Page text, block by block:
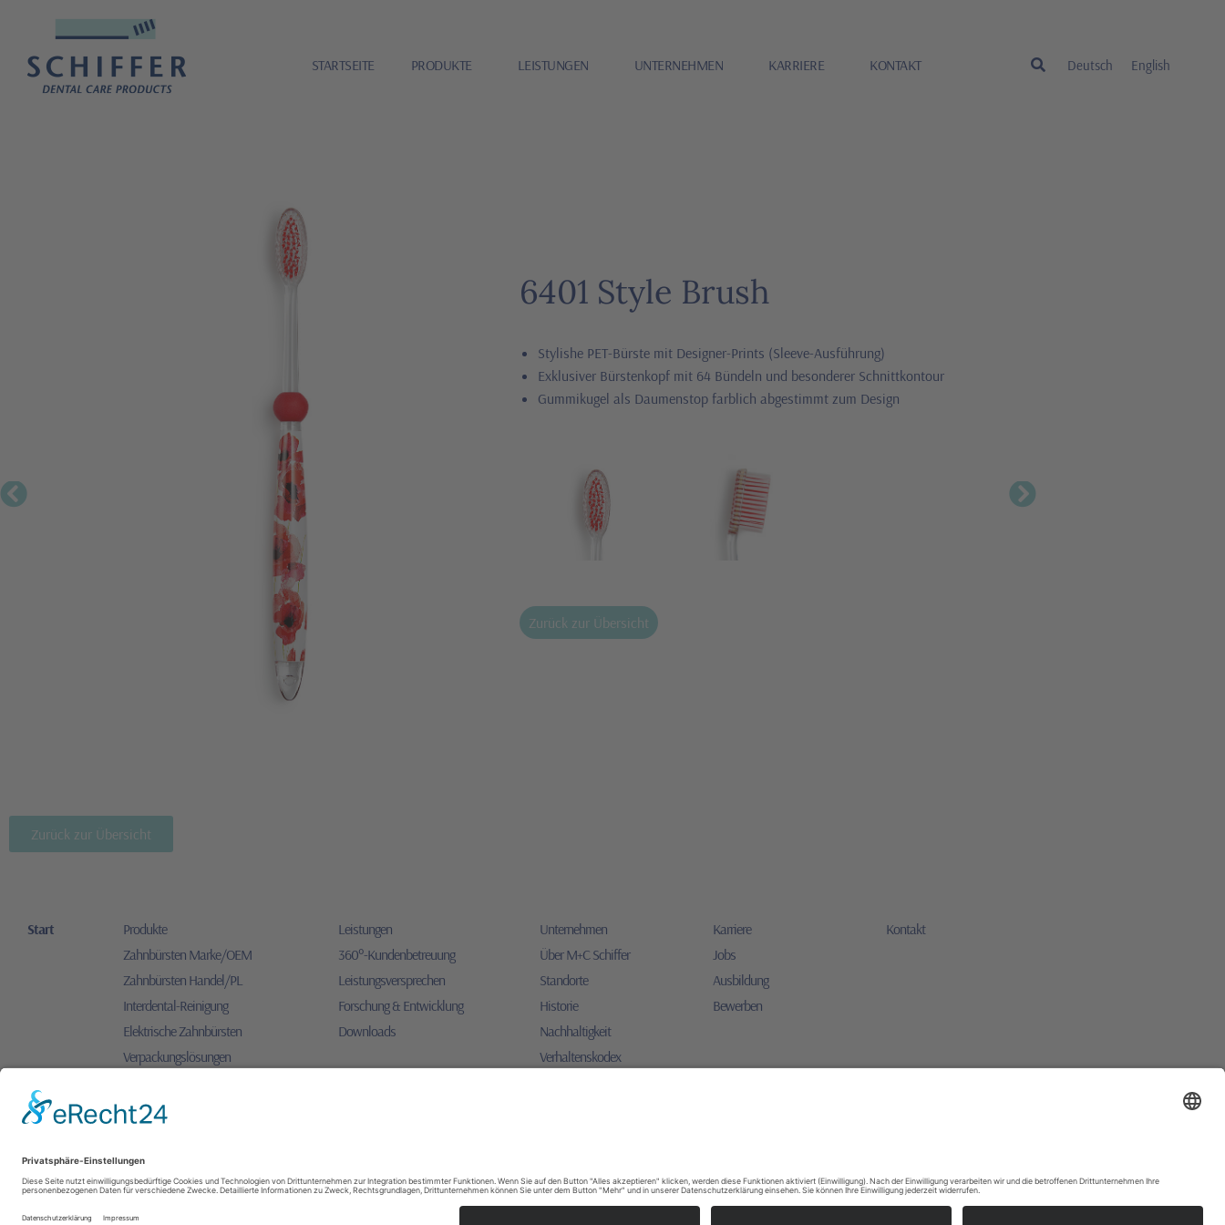
STARTSEITE PRODUKTE LEISTUNGEN UNTERNEHMEN KARRIERE KONTAKT Deutsch English
6401 Style Brush
Stylishe PET-Bürste mit Designer-Prints (Sleeve-Ausführung)
Exklusiver Bürstenkopf mit 64 Bündeln und besonderer Schnittkontour
Gummikugel als Daumenstop farblich abgestimmt zum Design
Zurück zur Übersicht
Zurück zur Übersicht
Start
Produkte
Zahnbürsten Marke/OEM
Zahnbürsten Handel/PL
Interdental-Reinigung
Elektrische Zahnbürsten
Verpackungslösungen
Leistungen
360°-Kundenbetreuung
Leistungsversprechen
Forschung & Entwicklung
Downloads
Unternehmen
Über M+C Schiffer
Standorte
Historie
Nachhaltigkeit
Verhaltenskodex
Karriere
Jobs
Ausbildung
Bewerben
Kontakt